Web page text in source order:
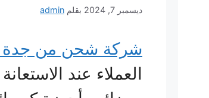
ديسمبر 7, 2024 بقلم admin
شركة شحن من جدة
العملاء عند